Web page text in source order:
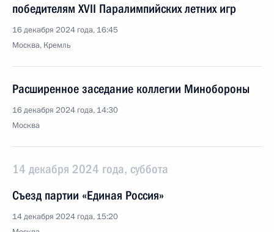
победителям ХVII Паралимпийских летних игр
16 декабря 2024 года, 16:45
Москва, Кремль
Расширенное заседание коллегии Минобороны
16 декабря 2024 года, 14:30
Москва
14 декабря 2024 года, суббота
Съезд партии «Единая Россия»
14 декабря 2024 года, 15:20